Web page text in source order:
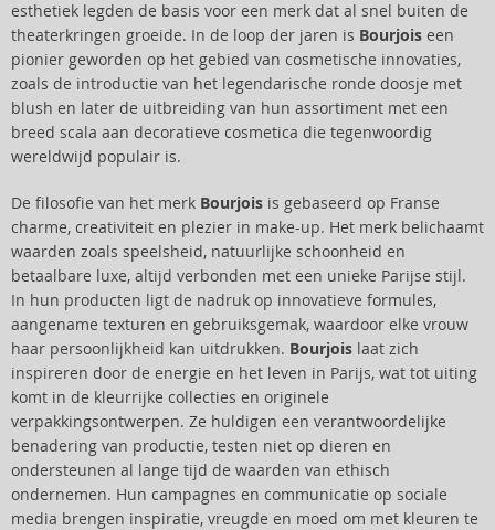
esthetiek legden de basis voor een merk dat al snel buiten de
theaterkringen groeide. In de loop der jaren is Bourjois een
pionier geworden op het gebied van cosmetische innovaties,
zoals de introductie van het legendarische ronde doosje met
blush en later de uitbreiding van hun assortiment met een
breed scala aan decoratieve cosmetica die tegenwoordig
wereldwijd populair is.
De filosofie van het merk Bourjois is gebaseerd op Franse
charme, creativiteit en plezier in make-up. Het merk belichaamt
waarden zoals speelsheid, natuurlijke schoonheid en
betaalbare luxe, altijd verbonden met een unieke Parijse stijl.
In hun producten ligt de nadruk op innovatieve formules,
aangename texturen en gebruiksgemak, waardoor elke vrouw
haar persoonlijkheid kan uitdrukken. Bourjois laat zich
inspireren door de energie en het leven in Parijs, wat tot uiting
komt in de kleurrijke collecties en originele
verpakkingsontwerpen. Ze huldigen een verantwoordelijke
benadering van productie, testen niet op dieren en
ondersteunen al lange tijd de waarden van ethisch
ondernemen. Hun campagnes en communicatie op sociale
media brengen inspiratie, vreugde en moed om met kleuren te